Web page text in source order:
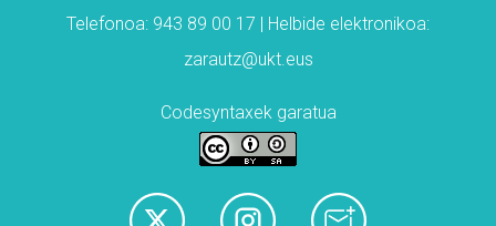
Telefonoa: 943 89 00 17 | Helbide elektronikoa:
zarautz@ukt.eus
Codesyntaxek garatua